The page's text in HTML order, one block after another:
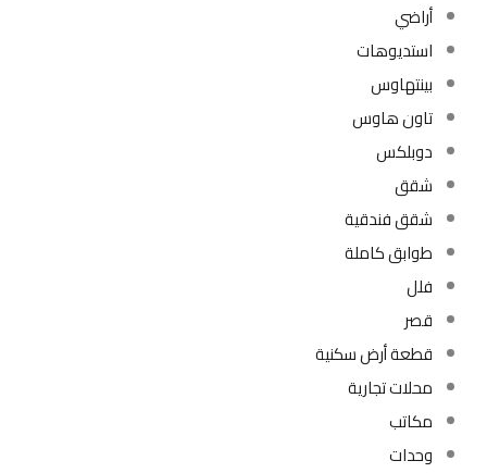
أراضي
استديوهات
بينتهاوس
تاون هاوس
دوبلكس
شقق
شقق فندقية
طوابق كاملة
فلل
قصر
قطعة أرض سكنية
محلات تجارية
مكاتب
وحدات